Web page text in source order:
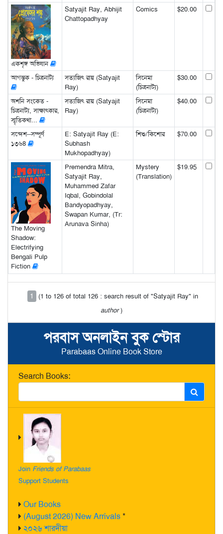
পরবাস অনলাইন বুক স্টোর
Parabaas Online Book Store
Search Books:
Join Friends of Parabaas
Support Students
Our Books
(August 2026) New Arrivals*
২০২৬ শারদীয়া
একশৃঙ্গ অভিযান
Satyajit Ray, Abhijit
Chattopadhyay
Comics $20.00
আগন্তুক - চিত্রনাট্য
সত্যজিৎ রায় (Satyajit
Ray)
সিনেমা
(চিত্রনাট্য)
$30.00
অশনি সংকেত -
চিত্রনাট্য, সাক্ষাৎকার,
স্মৃতিকথা...
সত্যজিৎ রায় (Satyajit
Ray)
সিনেমা
(চিত্রনাট্য)
$40.00
সন্দেশ--সম্পূর্ণ
১৩৬8
E: Satyajit Ray (E:
Subhash
Mukhopadhyay)
শিশু/কিশোর $70.00
The Moving
Shadow:
Electrifying
Bengali Pulp
Fiction
Premendra Mitra,
Satyajit Ray,
Muhammed Zafar
Iqbal, Gobindolal
Bandyopadhyay,
Swapan Kumar, (Tr:
Arunava Sinha)
Mystery
(Translation)
$19.95
1
(1 to 126 of total 126 : search result of "Satyajit Ray" in
author)